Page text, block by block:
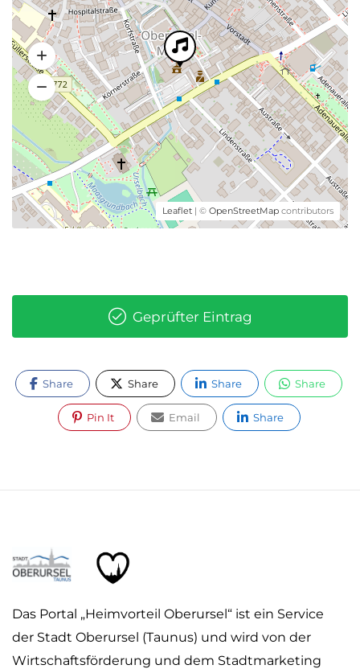
Leaflet | © OpenStreetMap contributors
Geprüfter Eintrag
Share Share Share Share
Pin It Email Share
Das Portal „Heimvorteil Oberursel“ ist ein Service
der Stadt Oberursel (Taunus) und wird von der
Wirtschaftsförderung und dem Stadtmarketing